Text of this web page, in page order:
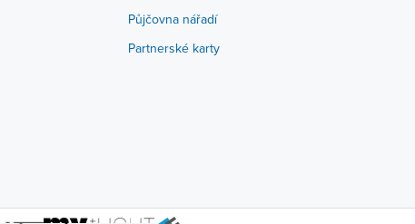
Půjčovna nářadí
Partnerské karty